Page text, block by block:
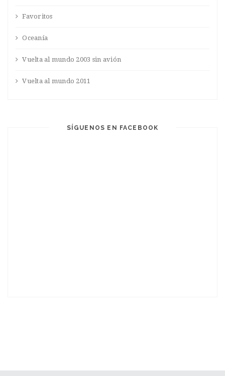
Favoritos
Oceanía
Vuelta al mundo 2003 sin avión
Vuelta al mundo 2011
SÍGUENOS EN FACEBOOK